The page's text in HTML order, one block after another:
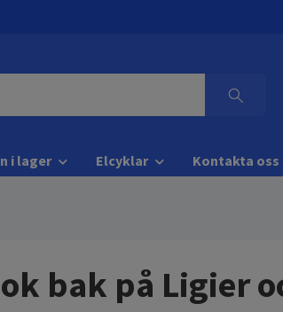
i lager Elcyklar Kontakta oss
bak på Ligier